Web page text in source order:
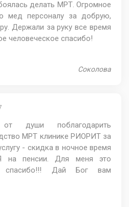
делать МРТ. Огромное
мед персоналу за добрую,
Держали за руку все время
человеческое спасибо!
Соколова
души поблагодарить
МРТ клинике РИОРИТ за
- скидка в ночное время
на пенсии. Для меня это
спасибо!!! Дай Бог вам